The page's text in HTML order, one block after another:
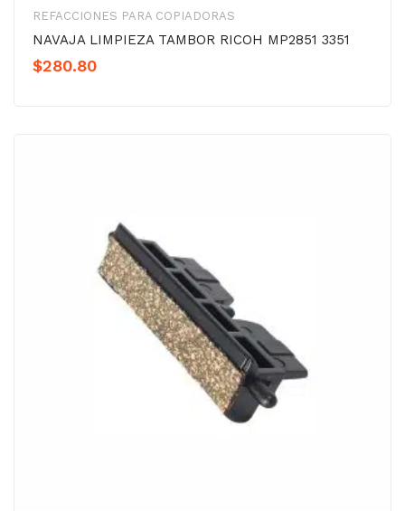
REFACCIONES PARA COPIADORAS
NAVAJA LIMPIEZA TAMBOR RICOH MP2851 3351
$280.80